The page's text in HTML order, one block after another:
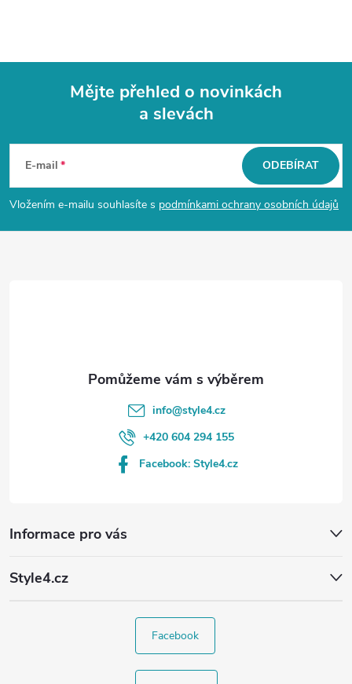
p
a
Mějte přehled o novinkách
a slevách
E-mail
Vložením e-mailu souhlasíte s podmínkami ochrany osobních údajů
ODEBÍRAT
Informace pro vás
Style4.cz
info@style4.cz
+420 604 294 155
Facebook: Style4.cz
Facebook